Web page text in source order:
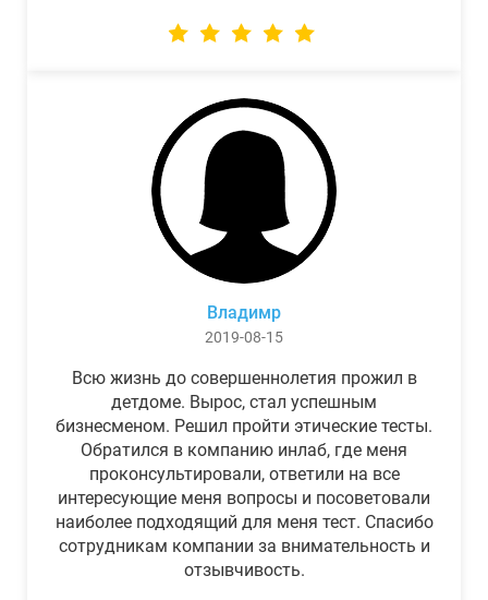
Владимр
2019-08-15
Всю жизнь до совершеннолетия прожил в
детдоме. Вырос, стал успешным
бизнесменом. Решил пройти этические тесты.
Обратился в компанию инлаб, где меня
проконсультировали, ответили на все
интересующие меня вопросы и посоветовали
наиболее подходящий для меня тест. Спасибо
сотрудникам компании за внимательность и
отзывчивость.